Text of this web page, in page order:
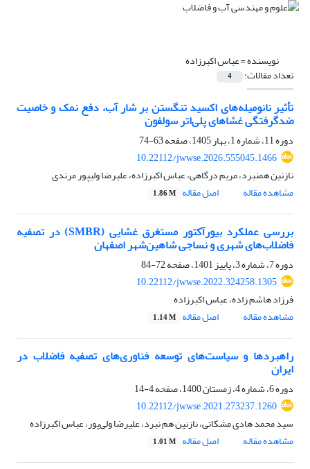
نویسنده =عباس اکبرزاده
تعداد مقالات: 4
تأثیر نانومیله‌های اکسید تنگستن بر شار آب، دفع نمک و خاصیت
ضدگرفتگی غشاهای پلی‌اتر سولفون
دوره 11، شماره 1، بهار 1405، صفحه
63-74
10.22112/jwwse.2026.555045.1466
نازنین همنبرد، مریم درگاهی، عباس اکبرزاده، علیرضا ولیپور مرندی
مشاهده مقاله
اصل مقاله 1.86 M
بررسی عملکرد بیورآکتور مستغرق غشایی (SMBR) در تصفیه
فاضلاب‌های شهری و نساجی شاهین‌شهر اصفهان
دوره 7، شماره 3، پاییز 1401، صفحه
72-84
10.22112/jwwse.2022.324258.1305
فرزاد هاشم زاده، عباس اکبرزاده
مشاهده مقاله
اصل مقاله 1.14 M
راهبردها و سیاست‌های توسعه فناوری‌های تصفیه فاضلاب در
ایران
دوره 6، شماره 4، زمستان 1400، صفحه
4-14
10.22112/jwwse.2021.273237.1260
سید محمد هادی مشکاتی، نازنین هم نبرد، علیرضا ولی‌پور، عباس اکبرزاده
مشاهده مقاله
اصل مقاله 1.01 M